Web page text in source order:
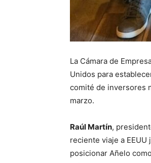
La Cámara de
Unidos para
comité de inversores
marzo.
Raúl Martín,
reciente viaje a
posicionar Añelo